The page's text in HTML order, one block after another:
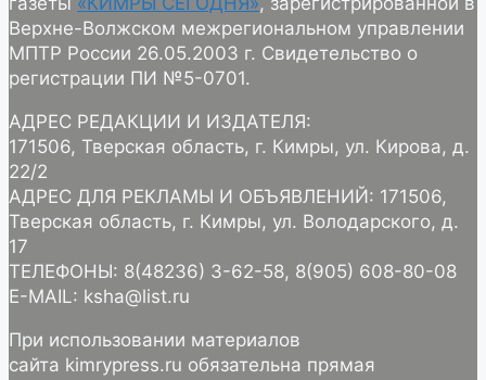
Верхне-Волжском межрегиональном управлении
МПТР России 26.05.2003 г. Свидетельство о
регистрации ПИ №5-0701.
АДРЕС РЕДАКЦИИ И ИЗДАТЕЛЯ:
171506, Тверская область, г. Кимры, ул. Кирова, д.
22/2
АДРЕС ДЛЯ РЕКЛАМЫ И ОБЪЯВЛЕНИЙ: 171506,
Тверская область, г. Кимры, ул. Володарского, д.
17
ТЕЛЕФОНЫ: 8(48236) 3-62-58, 8(905) 608-80-08
E-MAIL: ksha@list.ru
При использовании материалов
сайта kimrypress.ru обязательна прямая